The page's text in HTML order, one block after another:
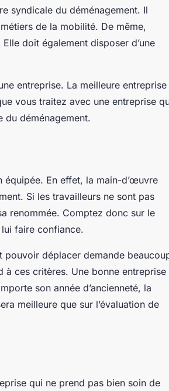
syndicale du déménagement. Il
de la mobilité. De même,
doit également disposer d’une
entreprise. La meilleure entreprise
vous traitez avec une entreprise
du déménagement.
équipée. En effet, la main-d’œuvre
Si les travailleurs ne sont pas
renommée. Comptez donc sur le
faire confiance.
déplacer demande
à ces critères. Une bonne entreprise
son année d’ancienneté, la
meilleure que sur l’évaluation de
qui ne prend pas bien soin de